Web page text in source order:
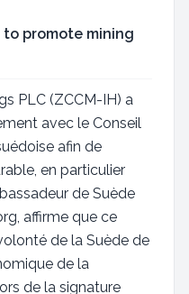
to promote mining
PLC (ZCCM-IH) a
avec le Conseil
afin de
en particulier
de Suède
affirme que ce
de la Suède de
de la
de la signature